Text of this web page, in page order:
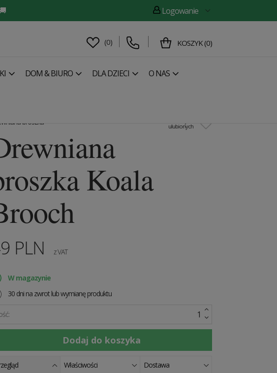
Logowanie
(0) KOSZYK (0)
DOM & BIURO DLA DZIECI O NAS
ulubionych
broszka
Koala
PLN z VAT
W magazynie
30 dni na zwrot lub wymianę produktu
Właściwości Dostawa